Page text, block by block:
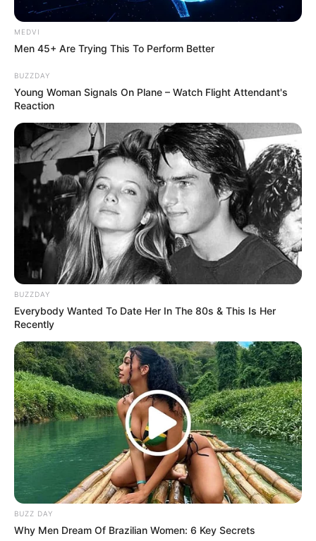
ABOUT THE AUTHOR
เจ้าหมอดู
เนื้อหาที่ได้รับการโปรโมต
MEDVI
Men 45+ Are Trying This To Perform Better
BUZZDAY
Young Woman Signals On Plane – Watch Flight Attendant's
Reaction
BUZZDAY
Everybody Wanted To Date Her In The 80s & This Is Her
Recently
BUZZ DAY
Why Men Dream Of Brazilian Women: 6 Key Secrets